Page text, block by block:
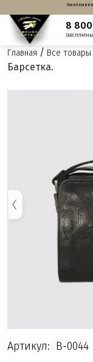
8
Главная / Все товары
Барсетка.
Артикул: B-0044